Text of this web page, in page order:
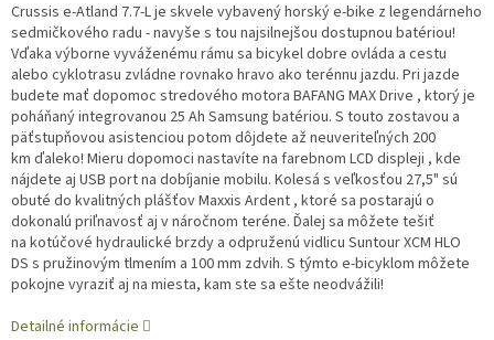
Crussis e-Atland 7.7-L je skvele vybavený horský e-bike z legendárneho
sedmičkového radu - navyše s tou najsilnejšou dostupnou batériou!
Vďaka výborne vyváženému rámu sa bicykel dobre ovláda a cestu
alebo cyklotrasu zvládne rovnako hravo ako terénnu jazdu. Pri jazde
budete mať dopomoc stredového motora BAFANG MAX Drive , ktorý je
poháňaný integrovanou 25 Ah Samsung batériou. S touto zostavou a
päťstupňovou asistenciou potom dôjdete až neuveriteľných 200
km ďaleko! Mieru dopomoci nastavíte na farebnom LCD displeji , kde
nájdete aj USB port na dobíjanie mobilu. Kolesá s veľkosťou 27,5" sú
obuté do kvalitných plášťov Maxxis Ardent , ktoré sa postarajú o
dokonalú priľnavosť aj v náročnom teréne. Ďalej sa môžete tešiť
na kotúčové hydraulické brzdy a odpruženú vidlicu Suntour XCM HLO
DS s pružinovým tlmením a 100 mm zdvih. S týmto e-bicyklom môžete
pokojne vyraziť aj na miesta, kam ste sa ešte neodvážili!
Detailné informácie